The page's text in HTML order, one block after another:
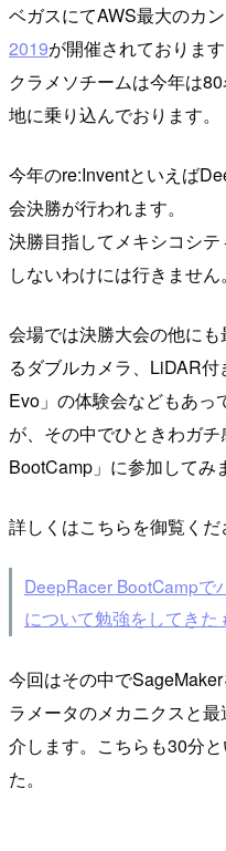
ベガスにてAWS最大のカン
2019が開催されております
クラメソチームは今年は
地に乗り込んでおります。
今年のre:Inventといえば
会決勝が行われます。
決勝目指してメキシコシ
しないわけには行きません。
会場では決勝大会の他に
るダブルカメラ、LiDAR
Evo」の体験会などもあっ
が、その中でひときわガ
BootCamp」に参加してみ
詳しくはこちらを御覧くだ
DeepRacer BootCamp
について勉強をしてきた
今回はその中で
ラメータのメカニクスと
介します。こちらも30分
た。